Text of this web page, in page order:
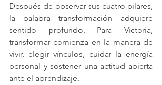
Después de observar sus cuatro pilares,
la palabra transformación adquiere
sentido profundo. Para Victoria,
transformar comienza en la manera de
vivir, elegir vínculos, cuidar la energía
personal y sostener una actitud abierta
ante el aprendizaje.